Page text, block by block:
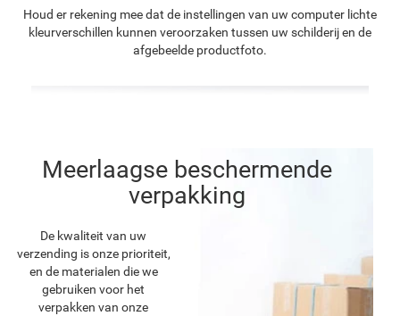
Houd er rekening mee dat de instellingen van uw computer lichte
kleurverschillen kunnen veroorzaken tussen uw schilderij en de
afgebeelde productfoto.
Meerlaagse beschermende
verpakking
De kwaliteit van uw
verzending is onze prioriteit,
en de materialen die we
gebruiken voor het
verpakken van onze